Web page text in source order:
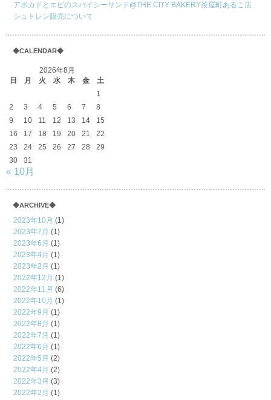
アボカドとエビのスパイシーサンド@THE CITY BAKERY茶屋町あるこ店
シュトレン販売について
◆CALENDAR◆
2026年8月
日
月 火 水 木 金
土
1
2
3 4 5 6 7
8
9
10 11 12 13 14
15
16
17 18 19 20 21
22
23
24 25 26 27 28
29
30
31
« 10月
◆ARCHIVE◆
2023年10月 (1)
2023年7月 (1)
2023年6月 (1)
2023年4月 (1)
2023年2月 (1)
2022年12月 (1)
2022年11月 (6)
2022年10月 (1)
2022年9月 (1)
2022年8月 (1)
2022年7月 (1)
2022年6月 (1)
2022年5月 (2)
2022年4月 (2)
2022年3月 (3)
2022年2月 (1)